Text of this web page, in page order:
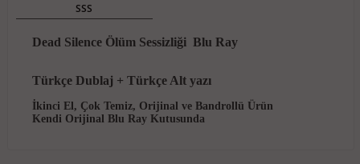
SSS
Dead Silence Ölüm Sessizliği Blu Ray
Türkçe Dublaj + Türkçe Alt yazı
İkinci El, Çok Temiz, Orijinal ve Bandrollü Ürün
Kendi Orijinal Blu Ray Kutusunda